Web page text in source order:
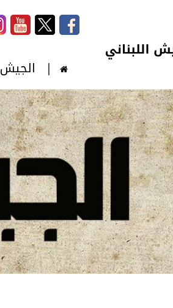
الجيش